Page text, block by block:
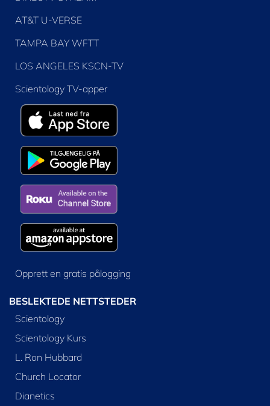
AT&T U-VERSE
TAMPA BAY WFTT
LOS ANGELES KSCN-TV
Scientology TV-apper
Opprett en gratis pålogging
BESLEKTEDE NETTSTEDER
Scientology
Scientology Kurs
L. Ron Hubbard
Church Locator
Dianetics